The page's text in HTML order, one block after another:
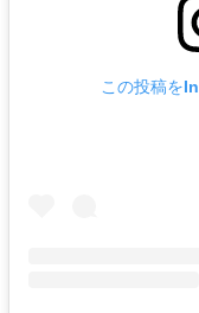
この投稿を